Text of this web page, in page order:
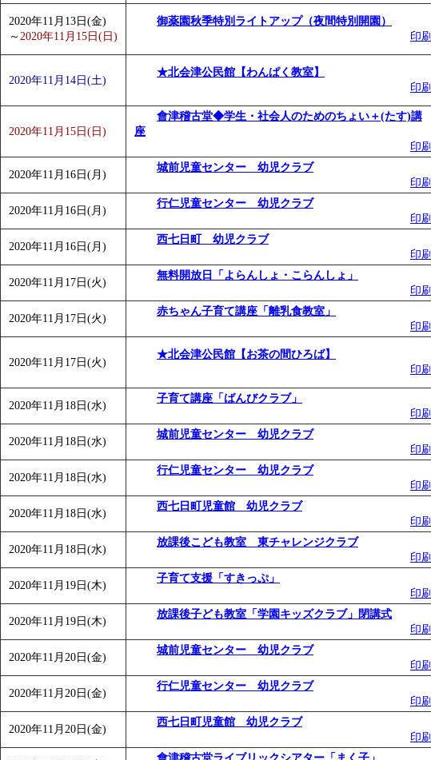
2020年11月13日(金)
～ 2020年11月15日(日)
御薬園秋季特別ライトアップ（夜間特別開園）
印刷
2020年11月14日(土)
★北会津公民館【わんぱく教室】
印刷
2020年11月15日(日)
會津稽古堂◆学生・社会人のためのちょい＋(たす)講
座
印刷
2020年11月16日(月)
城前児童センター 幼児クラブ
印刷
2020年11月16日(月)
行仁児童センター 幼児クラブ
印刷
2020年11月16日(月)
西七日町 幼児クラブ
印刷
2020年11月17日(火)
無料開放日「よらんしょ・こらんしょ」
印刷
2020年11月17日(火)
赤ちゃん子育て講座「離乳食教室」
印刷
2020年11月17日(火)
★北会津公民館【お茶の間ひろば】
印刷
2020年11月18日(水)
子育て講座「ばんびクラブ」
印刷
2020年11月18日(水)
城前児童センター 幼児クラブ
印刷
2020年11月18日(水)
行仁児童センター 幼児クラブ
印刷
2020年11月18日(水)
西七日町児童館 幼児クラブ
印刷
2020年11月18日(水)
放課後こども教室 東チャレンジクラブ
印刷
2020年11月19日(木)
子育て支援「すきっぷ」
印刷
2020年11月19日(木)
放課後子ども教室「学園キッズクラブ」閉講式
印刷
2020年11月20日(金)
城前児童センター 幼児クラブ
印刷
2020年11月20日(金)
行仁児童センター 幼児クラブ
印刷
2020年11月20日(金)
西七日町児童館 幼児クラブ
印刷